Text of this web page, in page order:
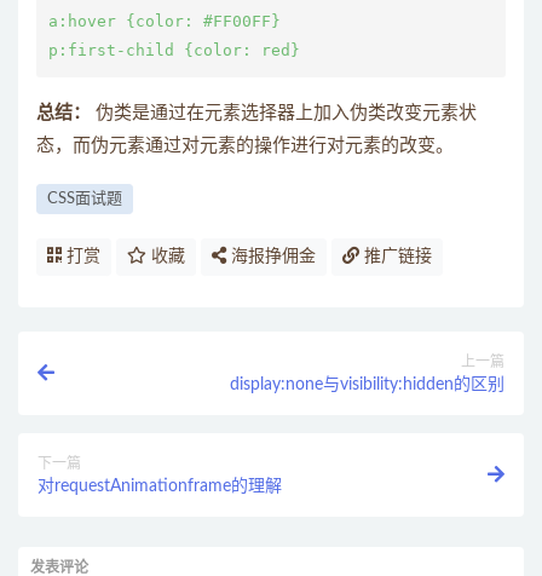
a:hover {color: #FF00FF}
总结：
伪类是通过在元素选择器上加入伪类改变元素状
态，而伪元素通过对元素的操作进行对元素的改变。
CSS面试题
打赏 收藏 海报挣佣金 推广链接
上一篇
display:none与visibility:hidden的区别
下一篇
对requestAnimationframe的理解
发表评论